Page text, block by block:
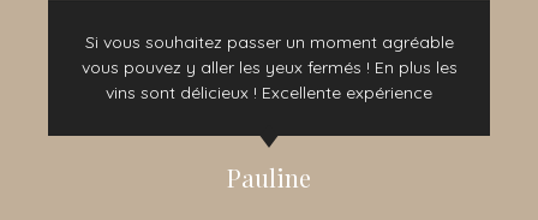
Si vous souhaitez passer un moment agréable
vous pouvez y aller les yeux fermés ! En plus les
vins sont délicieux ! Excellente expérience
Pauline